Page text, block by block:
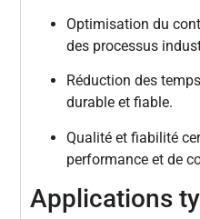
Optimisation du
des processus
Réduction des
durable et fiable.
Qualité et fiabilité
performance et de
Applications